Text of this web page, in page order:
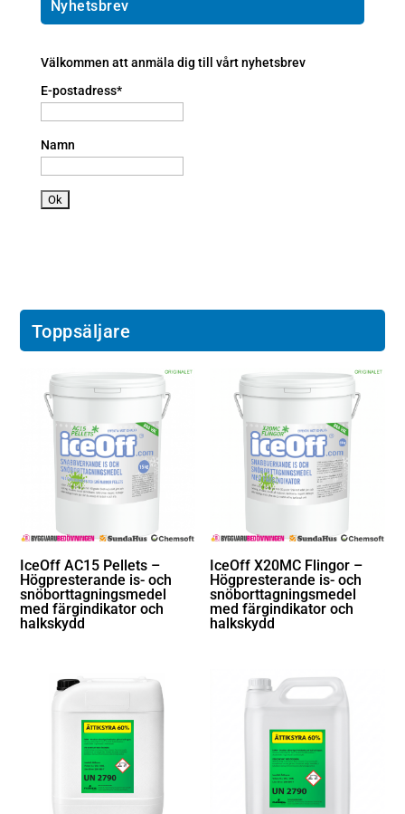
o
ic
n
o
n
a
dr
oi
ic
o
n
Nyhetsbrev
Välkommen att anmäla dig till vårt nyhetsbrev
E-postadress*
Namn
Toppsäljare
IceOff AC15 Pellets –
Högpresterande is- och
snöborttagningsmedel
med färgindikator och
halkskydd
IceOff X20MC Flingor –
Högpresterande is- och
snöborttagningsmedel
med färgindikator och
halkskydd